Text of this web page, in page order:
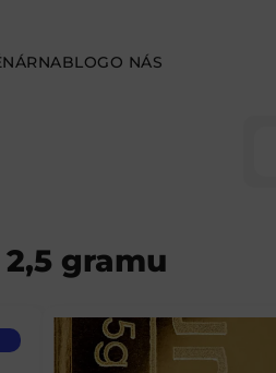
BLOGO NÁS
gramu